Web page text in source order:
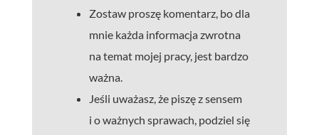
Zostaw proszę komentarz, bo dla
mnie każda informacja zwrotna
na temat mojej pracy, jest bardzo
ważna.
Jeśli uważasz, że piszę z sensem
i o ważnych sprawach, podziel się